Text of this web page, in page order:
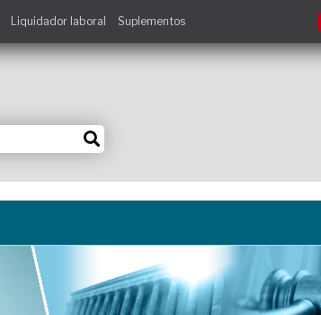
Contacto
Liquidador laboral Suplementos